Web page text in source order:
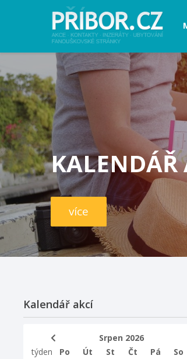
KALENDÁŘ
více
Kalendář akcí
Srpen 2026
týden
Po Út St Čt Pá So